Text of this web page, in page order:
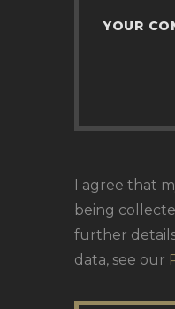
I agree that
being
further
data, see our